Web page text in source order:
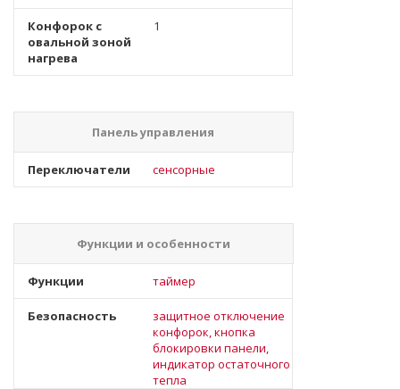
Конфорок с
овальной зоной
нагрева
1
Панель управления
Переключатели сенсорные
Функции и особенности
Функции таймер
Безопасность
защитное отключение
конфорок, кнопка
блокировки панели,
индикатор остаточного
тепла